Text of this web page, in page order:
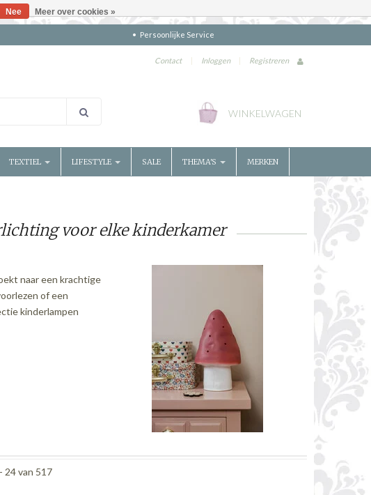
Persoonlijke Service
Contact | Inloggen | Registreren
WINKELWAGEN
TEXTIEL LIFESTYLE SALE THEMA'S MERKEN
voor elke kinderkamer
naar een krachtige
of een
kinderlampen
24 van 517
Nee Meer over cookies »